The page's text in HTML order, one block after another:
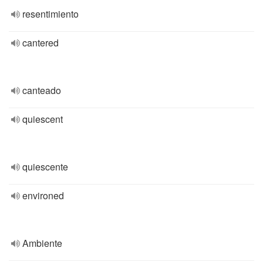
resentimiento
cantered
canteado
quiescent
quiescente
environed
Ambiente